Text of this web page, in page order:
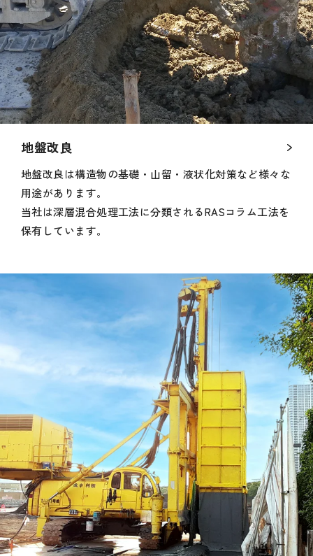
地盤改良
地盤改良は構造物の基礎・山留・液状化対策など様々な
用途があります。
当社は深層混合処理工法に分類されるRASコラム工法を
保有しています。